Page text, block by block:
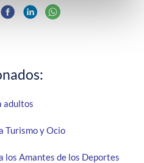
adultos
Turismo y Ocio
los Amantes de los Deportes